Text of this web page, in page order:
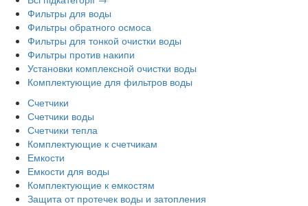
Фильтры для воды
Фильтры обратного осмоса
Фильтры для тонкой очистки воды
Фильтры против накипи
Установки комплексной очистки воды
Комплектующие для фильтров воды
Счетчики
Счетчики воды
Счетчики тепла
Комплектующие к счетчикам
Емкости
Емкости для воды
Комплектующие к емкостям
Защита от протечек воды и затопления